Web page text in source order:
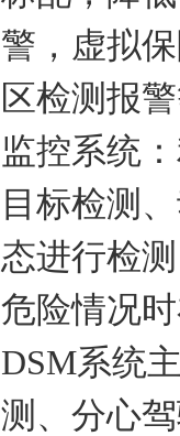
警，虚拟
区检测报
监控系统
目标检测
态进行检
危险情况
DSM系统
测、分心